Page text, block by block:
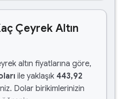
Çeyrek Altın
altın fiyatlarına göre,
ile yaklaşık 443,92
Dolar birikimlerinizin